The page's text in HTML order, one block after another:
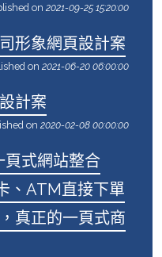
on 2021-09-25 15:20:00
形象網頁設計案
on 2021-06-20 06:00:00
計案
on 2020-02-08 00:00:00
式網站整合
、ATM直接下單
真正的一頁式商